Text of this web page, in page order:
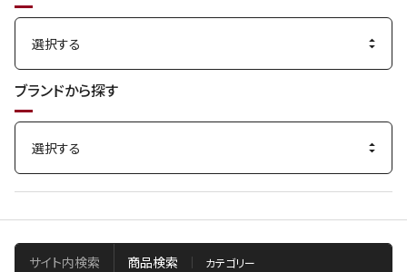
ブランドから探す
サイト内検索 商品検索